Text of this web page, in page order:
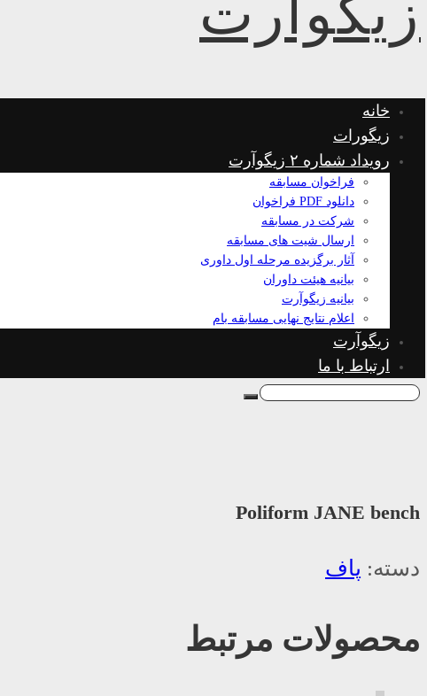
خانه
زیگورات
رویداد شماره ۲ زیگوآرت
فراخوان مسابقه
دانلود PDF فراخوان
شرکت در مسابقه
ارسال شیت های مسابقه
آثار برگزیده مرحله اول داوری
بیانیه هیئت داوران
بیانیه زیگوآرت
اعلام نتایج نهایی مسابقه بام
زیگوآرت
ارتباط با ما
Poliform JANE bench
دسته: پاف
محصولات مرتبط